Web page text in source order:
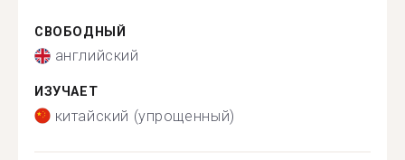
СВОБОДНЫЙ
английский
ИЗУЧАЕТ
китайский (упрощенный)